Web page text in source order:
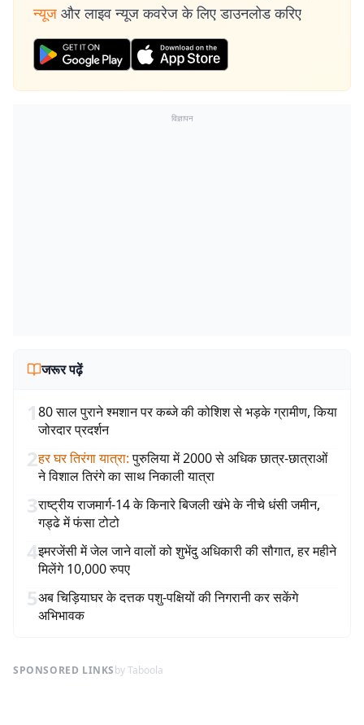
न्यूज और लाइव न्यूज कवरेज के लिए डाउनलोड करिए
विज्ञापन
जरूर पढ़ें
180 साल पुराने श्मशान पर कब्जे की कोशिश से भड़के ग्रामीण, किया
जोरदार प्रदर्शन
2हर घर तिरंगा यात्रा: पुरुलिया में 2000 से अधिक छात्र-छात्राओं
ने विशाल तिरंगे का साथ निकाली यात्रा
3राष्ट्रीय राजमार्ग-14 के किनारे बिजली खंभे के नीचे धंसी जमीन,
गड्ढे में फंसा टोटो
4इमरजेंसी में जेल जाने वालों को शुभेंदु अधिकारी की सौगात, हर महीने
मिलेंगे 10,000 रुपए
5अब चिड़ियाघर के दत्तक पशु-पक्षियों की निगरानी कर सकेंगे
अभिभावक
SPONSORED LINKSby Taboola